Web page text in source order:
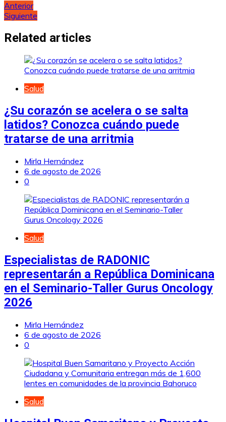
Navegación
de
entradas
Anterior
Siguiente
Related articles
Salud
¿Su corazón se acelera o se salta
latidos? Conozca cuándo puede
tratarse de una arritmia
Mirla Hernández
6 de agosto de 2026
0
Salud
Especialistas de RADONIC
representarán a República Dominicana
en el Seminario-Taller Gurus Oncology
2026
Mirla Hernández
6 de agosto de 2026
0
Salud